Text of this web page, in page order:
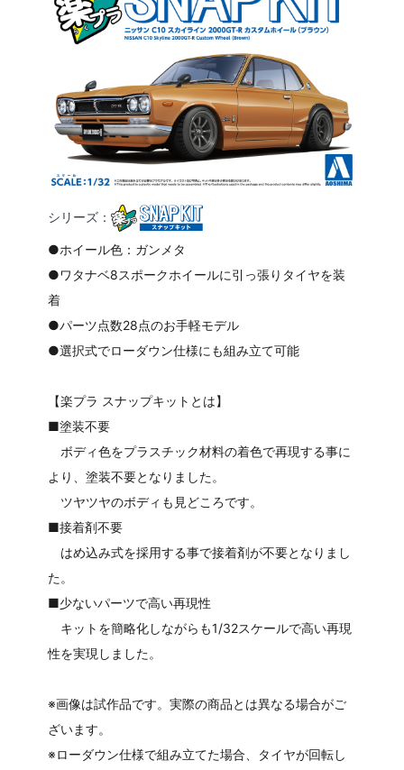
シリーズ：
●ホイール色：ガンメタ
●ワタナベ8スポークホイールに引っ張りタイヤを装
着
●パーツ点数28点のお手軽モデル
●選択式でローダウン仕様にも組み立て可能
【楽プラ スナップキットとは】
■塗装不要
ボディ色をプラスチック材料の着色で再現する事に
より、塗装不要となりました。
ツヤツヤのボディも見どころです。
■接着剤不要
はめ込み式を採用する事で接着剤が不要となりまし
た。
■少ないパーツで高い再現性
キットを簡略化しながらも1/32スケールで高い再現
性を実現しました。
※画像は試作品です。実際の商品とは異なる場合がご
ざいます。
※ローダウン仕様で組み立てた場合、タイヤが回転し